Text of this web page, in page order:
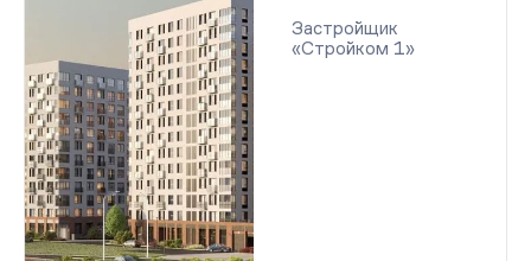
Застройщик
«Стройком 1»